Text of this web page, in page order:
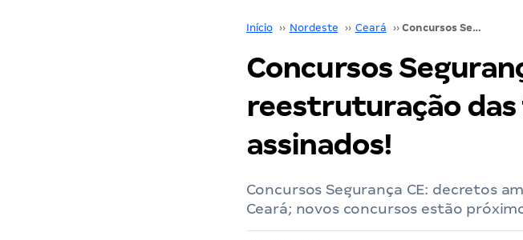
Início ›› Nordeste ›› Ceará ›› Concursos Segurança CE: decretos de reestruturação das forças de segurança assinados!
Concursos
reestruturação das
assinados!
Concursos Segurança CE: decretos
Ceará; novos concursos estão